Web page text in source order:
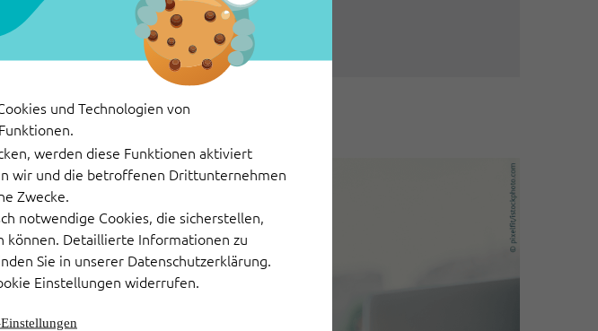
und Technologien von
werden diese Funktionen aktiviert
wir und die betroffenen Drittunternehmen
Zwecke.
notwendige Cookies, die sicherstellen,
können. Detaillierte Informationen zu
Sie in unserer Datenschutzerklärung.
Einstellungen widerrufen.
Kundenservice löst